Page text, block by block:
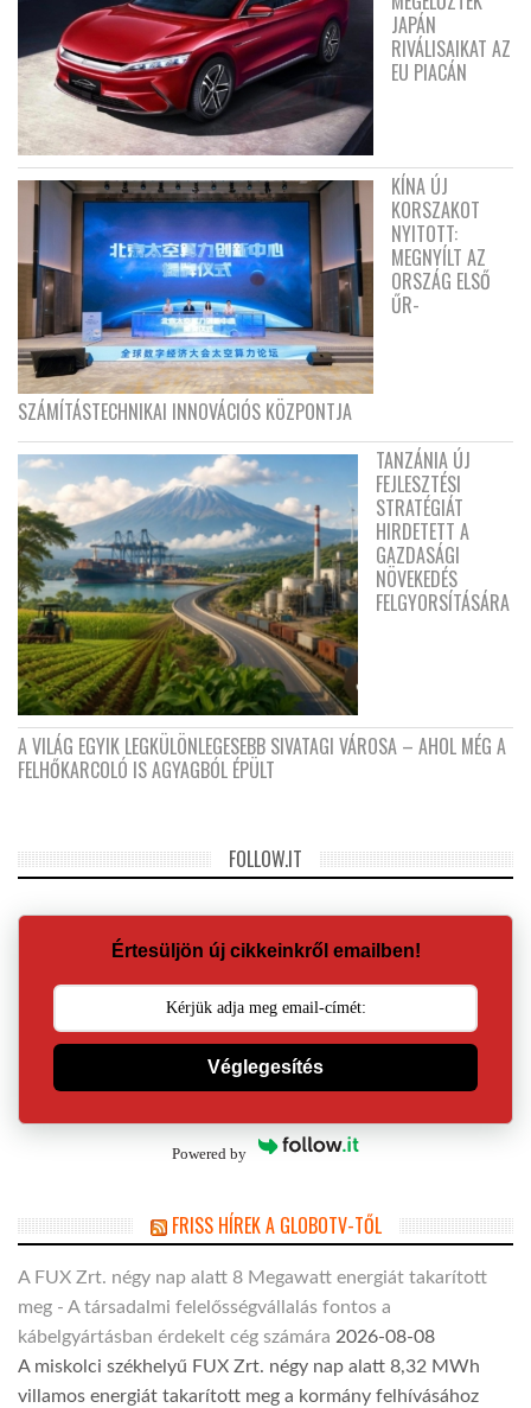
JAPÁN
RIVÁLISAIKAT AZ
EU PIACÁN
KÍNA ÚJ
KORSZAKOT
NYITOTT:
MEGNYÍLT AZ
ORSZÁG ELSŐ
ŰR-
SZÁMÍTÁSTECHNIKAI INNOVÁCIÓS KÖZPONTJA
TANZÁNIA ÚJ
FEJLESZTÉSI
STRATÉGIÁT
HIRDETETT A
GAZDASÁGI
NÖVEKEDÉS
FELGYORSÍTÁSÁRA
A VILÁG EGYIK LEGKÜLÖNLEGESEBB SIVATAGI VÁROSA – AHOL MÉG A
FELHŐKARCOLÓ IS AGYAGBÓL ÉPÜLT
FOLLOW.IT
Értesüljön új cikkeinkről emailben!
Véglegesítés
Powered by
FRISS HÍREK A GLOBOTV-TŐL
A FUX Zrt. négy nap alatt 8 Megawatt energiát takarított
meg - A társadalmi felelősségvállalás fontos a
kábelgyártásban érdekelt cég számára 2026-08-08
A miskolci székhelyű FUX Zrt. négy nap alatt 8,32 MWh
villamos energiát takarított meg a kormány felhívásához